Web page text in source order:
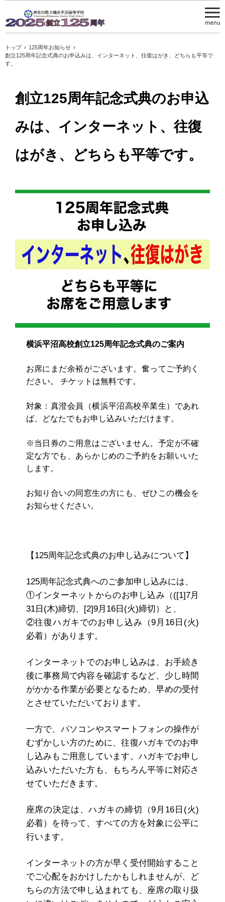
トップ › 125周年お知らせ ›
創立125周年記念式典のお申込みは、インターネット、往復はがき、どちらも平等で
す。
創立125周年記念式典のお申込
みは、インターネット、往復
はがき、どちらも平等です。
横浜平沼高校創立125周年記念式典のご案内
お席にまだ余裕がございます。奮ってご予約く
ださい。 チケットは無料です。
対象：真澄会員（横浜平沼高校卒業生）であれ
ば、どなたでもお申し込みいただけます。
※当日券のご用意はございません。予定が不確
定な方でも、あらかじめのご予約をお願いいた
します。
お知り合いの同窓生の方にも、ぜひこの機会を
お知らせください。
【125周年記念式典のお申し込みについて】
125周年記念式典へのご参加申し込みには、
①インターネットからのお申し込み（([1]7月
31日(木)締切、[2]9月16日(火)締切）と、
②往復ハガキでのお申し込み（9月16日(火)
必着）があります。
インターネットでのお申し込みは、お手続き
後に事務局で内容を確認するなど、少し時間
がかかる作業が必要となるため、早めの受付
とさせていただいております。
一方で、パソコンやスマートフォンの操作が
むずかしい方のために、往復ハガキでのお申
し込みもご用意しています。ハガキでお申し
込みいただいた方も、もちろん平等に対応さ
せていただきます。
座席の決定は、ハガキの締切（9月16日(火)
必着）を待って、すべての方を対象に公平に
行います。
インターネットの方が早く受付開始すること
でご心配をおかけしたかもしれませんが、ど
ちらの方法で申し込まれても、座席の取り扱